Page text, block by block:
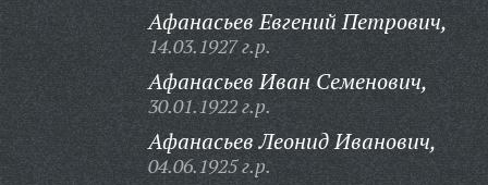
Афанасьев Евгений Петрович,
14.03.1927 г.р.
Афанасьев Иван Семенович,
30.01.1922 г.р.
Афанасьев Леонид Иванович,
04.06.1925 г.р.